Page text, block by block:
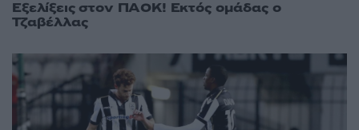
Εξελίξεις στον ΠΑΟΚ! Εκτός ομάδας ο
Τζαβέλλας